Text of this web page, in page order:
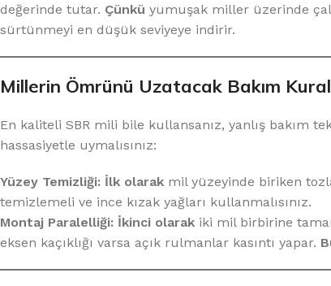
değerinde tutar. Çünkü yumuşak miller üzerinde
sürtünmeyi en düşük seviyeye indirir.
Millerin Ömrünü Uzatacak Bakım
En kaliteli SBR mili bile kullansanız, yanlış bakım
hassasiyetle uymalısınız:
Yüzey Temizliği: İlk olarak mil yüzeyinde biriken
temizlemeli ve ince kızak yağları kullanmalısınız.
Montaj Paralelliği: İkinci olarak iki mil birbirine
eksen kaçıklığı varsa açık rulmanlar kasıntı yapar.